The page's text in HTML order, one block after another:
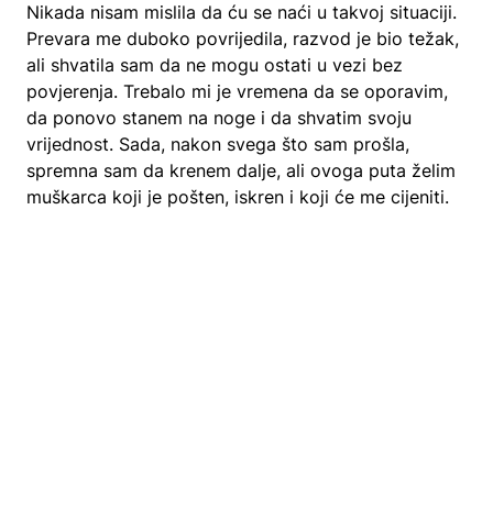
Nikada nisam mislila da ću se naći u takvoj situaciji.
Prevara me duboko povrijedila, razvod je bio težak,
ali shvatila sam da ne mogu ostati u vezi bez
povjerenja. Trebalo mi je vremena da se oporavim,
da ponovo stanem na noge i da shvatim svoju
vrijednost. Sada, nakon svega što sam prošla,
spremna sam da krenem dalje, ali ovoga puta želim
muškarca koji je pošten, iskren i koji će me cijeniti.